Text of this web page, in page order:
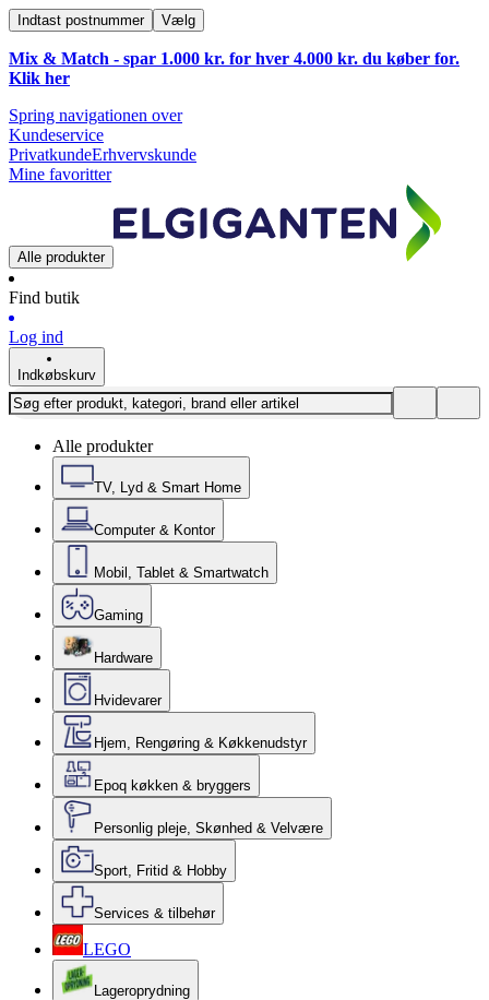
Indtast postnummer Vælg
Mix & Match - spar 1.000 kr. for hver 4.000 kr. du køber for.
Klik her
Spring navigationen over
Kundeservice
PrivatkundeErhvervskunde
Mine favoritter
Alle produkter
Find butik
Log ind
Indkøbskurv
Alle produkter
TV, Lyd & Smart Home
Computer & Kontor
Mobil, Tablet & Smartwatch
Gaming
Hardware
Hvidevarer
Hjem, Rengøring & Køkkenudstyr
Epoq køkken & bryggers
Personlig pleje, Skønhed & Velvære
Sport, Fritid & Hobby
Services & tilbehør
LEGO
Lageroprydning